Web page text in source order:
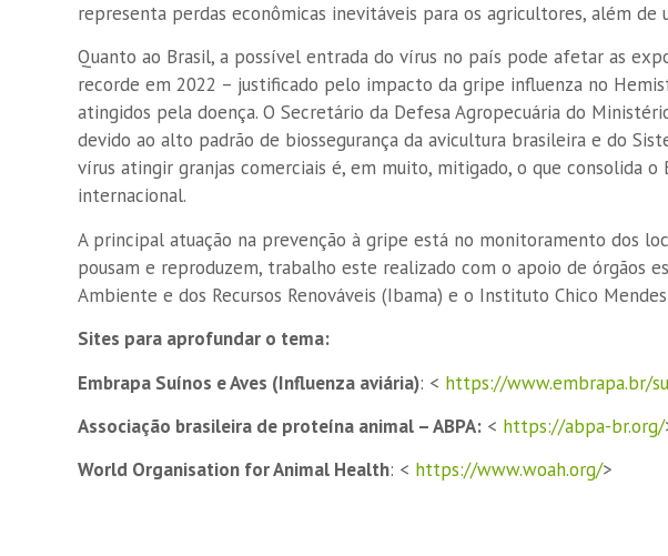
representa perdas econômicas inevitáveis para os agricultores, além
Quanto ao Brasil, a possível entrada do vírus no país pode afetar as
recorde em 2022 – justificado pelo impacto da gripe influenza no
atingidos pela doença. O Secretário da Defesa Agropecuária do
devido ao alto padrão de biossegurança da avicultura brasileira e do
vírus atingir granjas comerciais é, em muito, mitigado, o que consolida
internacional.
A principal atuação na prevenção à gripe está no monitoramento dos
pousam e reproduzem, trabalho este realizado com o apoio de órgãos
Ambiente e dos Recursos Renováveis (Ibama) e o Instituto Chico
Sites para aprofundar o tema:
Embrapa Suínos e Aves (Influenza aviária): < https://www.embrapa.br/
Associação brasileira de proteína animal – ABPA: < https://abpa-br.org/
World Organisation for Animal Health: < https://www.woah.org/>